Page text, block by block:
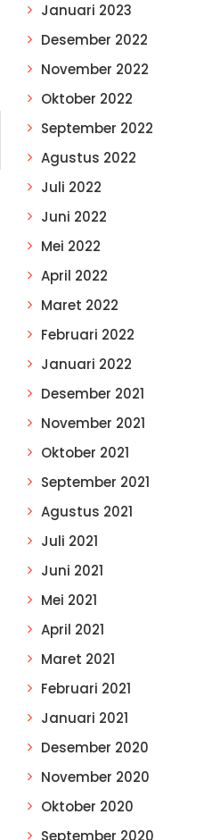
Januari 2023
Desember 2022
November 2022
Oktober 2022
September 2022
Agustus 2022
Juli 2022
Juni 2022
Mei 2022
April 2022
Maret 2022
Februari 2022
Januari 2022
Desember 2021
November 2021
Oktober 2021
September 2021
Agustus 2021
Juli 2021
Juni 2021
Mei 2021
April 2021
Maret 2021
Februari 2021
Januari 2021
Desember 2020
November 2020
Oktober 2020